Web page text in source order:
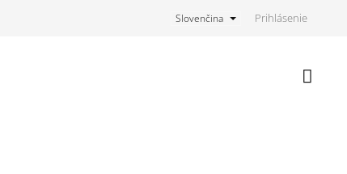
Slovenčina Prihlásenie